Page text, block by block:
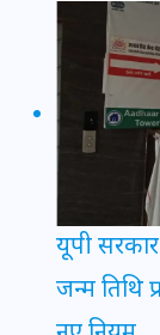
यूपी
जन्म तिथि